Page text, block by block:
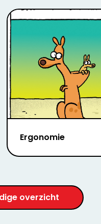
Ergonomie
overzicht